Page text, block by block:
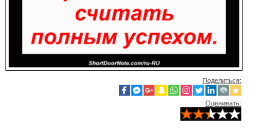
Поделиться:
Оценивать: